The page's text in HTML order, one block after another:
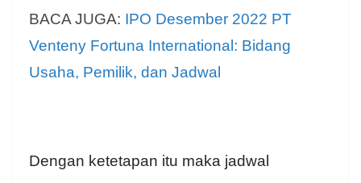
BACA JUGA: IPO Desember 2022 PT
Venteny Fortuna International: Bidang
Usaha, Pemilik, dan Jadwal
Dengan ketetapan itu maka jadwal